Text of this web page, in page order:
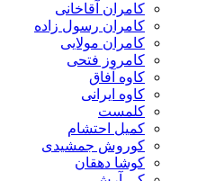
کامران آقاخانی
کامران رسول زاده
کامران مولایی
کامروز فتحی
کاوه آفاق
کاوه ایرانی
کلمست
کمیل احتشام
کوروش جمشیدی
کوشا دهقان